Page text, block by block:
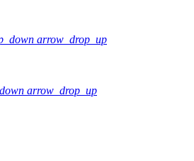
arrow_drop_up
arrow_drop_up